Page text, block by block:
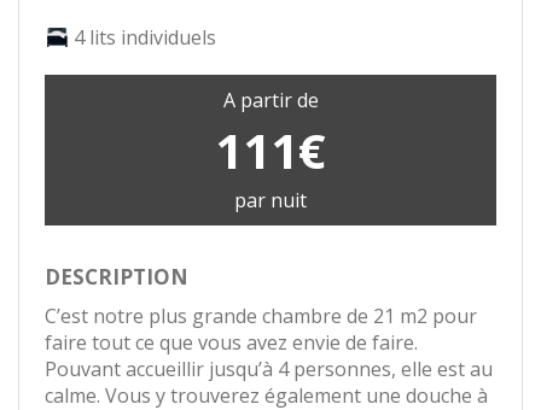
4 lits individuels
A partir de
111€
par nuit
DESCRIPTION
C’est notre plus grande chambre de 21 m2 pour
faire tout ce que vous avez envie de faire.
Pouvant accueillir jusqu’à 4 personnes, elle est au
calme. Vous y trouverez également une douche à